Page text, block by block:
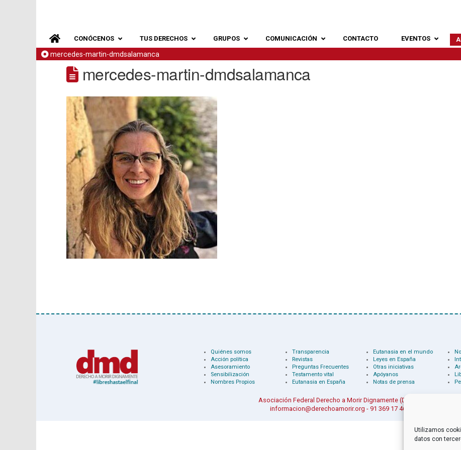
Utilizamos
datos con
CONÓCENOS TUS DERECHOS GRUPOS COMUNICACIÓN CONTACTO EVENTOS
mercedes-martin-dmdsalamanca
mercedes-martin-dmdsalamanca
Quiénes somos
Acción política
Asesoramiento
Sensibilización
Nombres Propios
Transparencia
Revistas
Preguntas Frecuentes
Testamento vital
Eutanasia en España
Eutanasia en el mundo
Leyes en España
Otras iniciativas
Apóyanos
Notas de prensa
Asociación Federal Derecho a Morir Dignamente (DMD)
informacion@derechoamorir.org - 91 369 17 46